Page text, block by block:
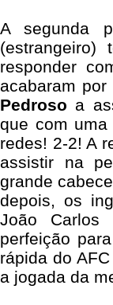
A segunda
responder
acabaram
Pedroso a
que com
redes! 2-2! A
assistir na
grande
depois, os
João Carlos
perfeição
rápida do
a jogada da